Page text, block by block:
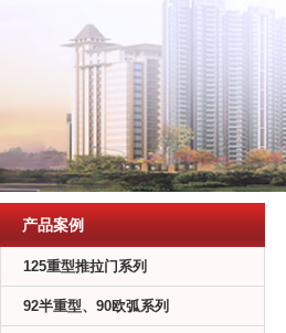
产品案例
125重型推拉门系列
92半重型、90欧弧系列